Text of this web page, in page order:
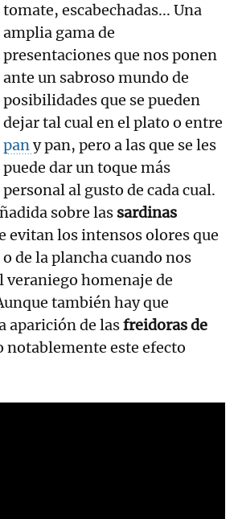
tomate, escabechadas... Una
amplia gama de
presentaciones que nos ponen
ante un sabroso mundo de
posibilidades que se pueden
dejar tal cual en el plato o entre
pany pan, pero a las que se les
puede dar un toque más
personal al gusto de cada cual.
sobre las sardinas
evitan los intensos olores que
de la plancha cuando nos
veraniego homenaje de
también hay que
aparición de lasfreidoras de
notablemente este efecto